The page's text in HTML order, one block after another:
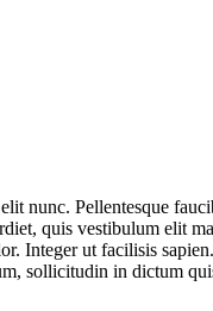
nunc. Pellentesque
quis vestibulum elit
Integer ut facilisis
sollicitudin in dictum